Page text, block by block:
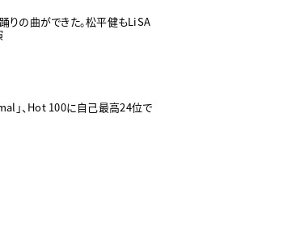
りの曲ができた。松平健もLiSA
」、Hot 100に自己最高24位で